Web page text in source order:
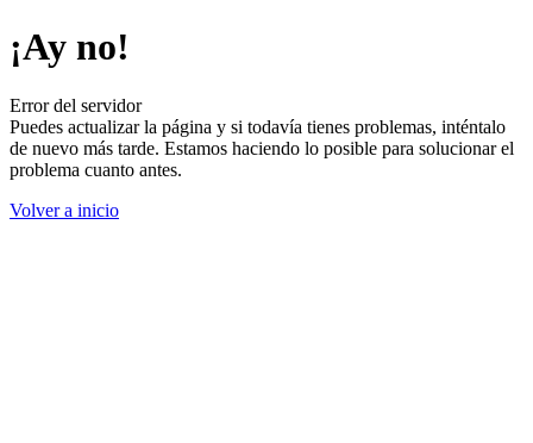
¡Ay no!
Error del servidor
Puedes actualizar la página y si todavía tienes problemas, inténtalo
de nuevo más tarde. Estamos haciendo lo posible para solucionar el
problema cuanto antes.
Volver a inicio